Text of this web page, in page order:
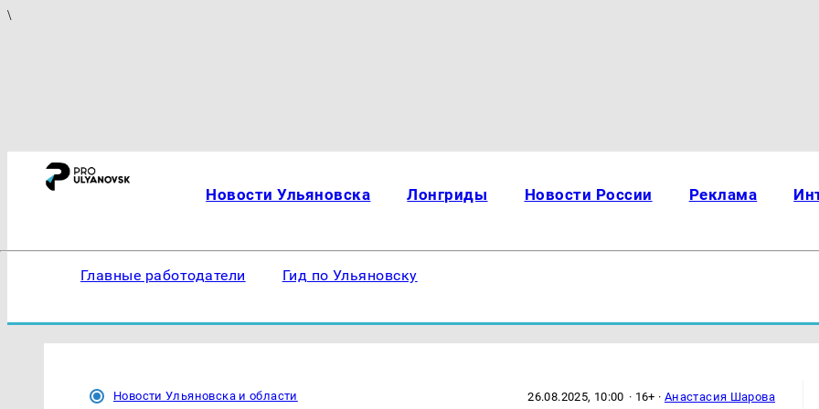
\
Новости Ульяновска Лонгриды Новости России Реклама
Главные работодатели Гид по Ульяновску
Новости Ульяновска и области 26.08.2025, 10:00 · 16+ · Анастасия Шарова